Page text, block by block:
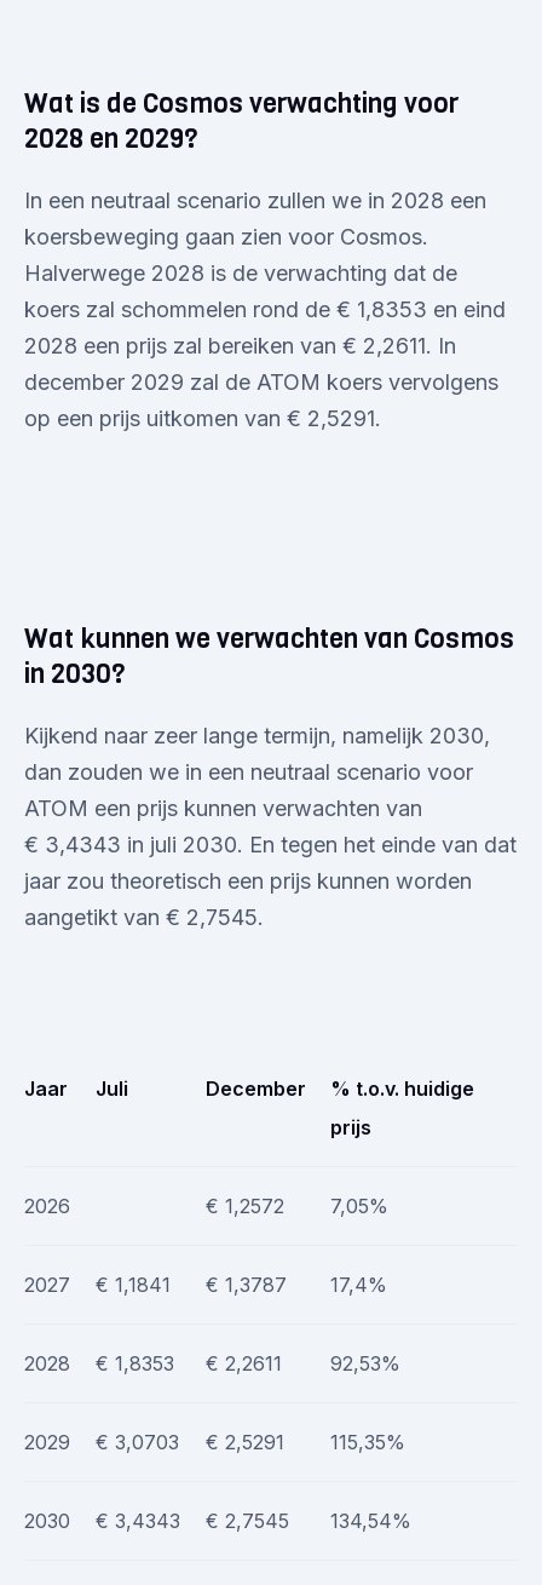
Wat is de Cosmos verwachting voor
2028 en 2029?
In een neutraal scenario zullen we in 2028 een
koersbeweging gaan zien voor Cosmos.
Halverwege 2028 is de verwachting dat de
koers zal schommelen rond de € 1,8353 en eind
2028 een prijs zal bereiken van € 2,2611. In
december 2029 zal de ATOM koers vervolgens
op een prijs uitkomen van € 2,5291.
Wat kunnen we verwachten van Cosmos
in 2030?
Kijkend naar zeer lange termijn, namelijk 2030,
dan zouden we in een neutraal scenario voor
ATOM een prijs kunnen verwachten van
€ 3,4343 in juli 2030. En tegen het einde van dat
jaar zou theoretisch een prijs kunnen worden
aangetikt van € 2,7545.
Jaar Juli December
% t.o.v. huidige
prijs
2026 € 1,2572 7,05%
2027 € 1,1841 € 1,3787 17,4%
2028 € 1,8353 € 2,2611 92,53%
2029 € 3,0703 € 2,5291 115,35%
2030 € 3,4343 € 2,7545 134,54%